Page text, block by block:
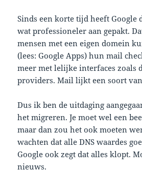
Sinds een korte tijd heeft Google
wat professioneler aan gepakt.
mensen met een eigen domein
(lees: Google Apps) hun mail
meer met lelijke interfaces zoals
providers. Mail lijkt een soort
Dus ik ben de uitdaging
het migreren. Je moet wel een
maar dan zou het ook moeten
wachten dat alle DNS waardes
Google ook zegt dat alles klopt.
nieuws.